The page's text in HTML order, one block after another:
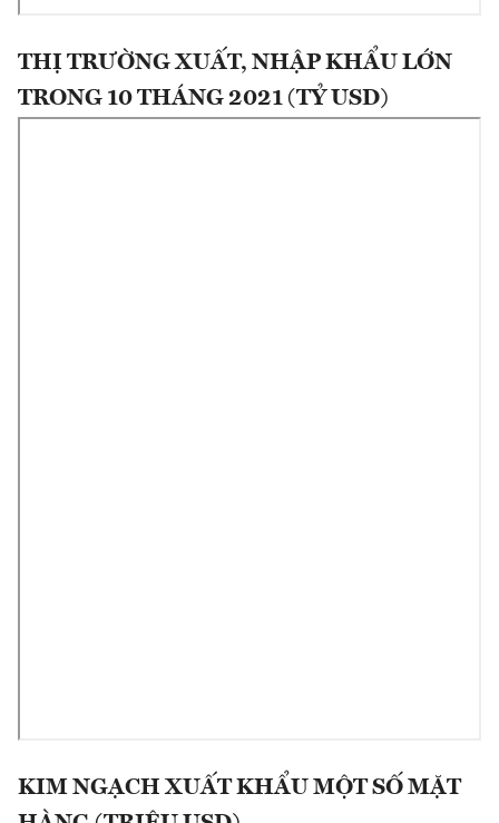
THỊ TRƯỜNG XUẤT, NHẬP KHẨU LỚN
TRONG 10 THÁNG 2021 (TỶ USD)
KIM NGẠCH XUẤT KHẨU MỘT SỐ MẶT